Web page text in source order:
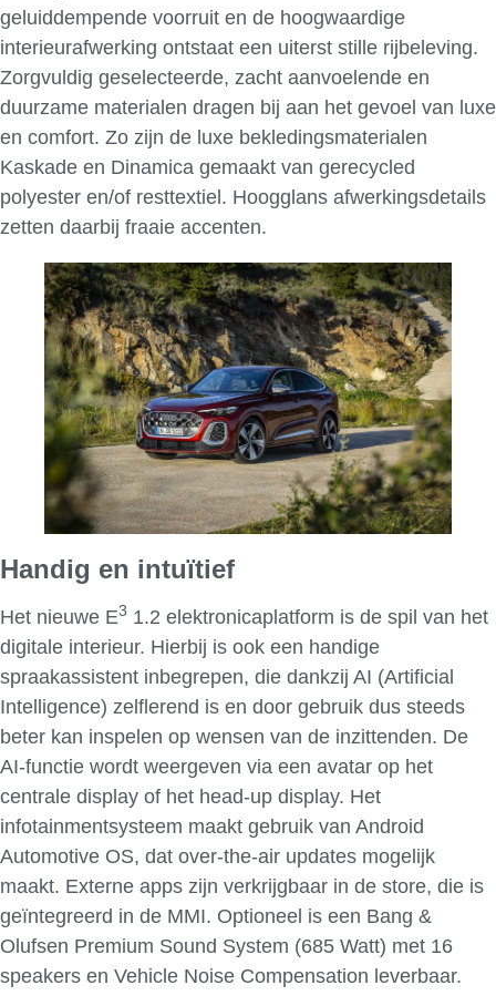
geluiddempende voorruit en de hoogwaardige
interieurafwerking ontstaat een uiterst stille rijbeleving.
Zorgvuldig geselecteerde, zacht aanvoelende en
duurzame materialen dragen bij aan het gevoel van luxe
en comfort. Zo zijn de luxe bekledingsmaterialen
Kaskade en Dinamica gemaakt van gerecycled
polyester en/of resttextiel. Hoogglans afwerkingsdetails
zetten daarbij fraaie accenten.
Handig en intuïtief
Het nieuwe E3 1.2 elektronicaplatform is de spil van het
digitale interieur. Hierbij is ook een handige
spraakassistent inbegrepen, die dankzij AI (Artificial
Intelligence) zelflerend is en door gebruik dus steeds
beter kan inspelen op wensen van de inzittenden. De
AI-functie wordt weergeven via een avatar op het
centrale display of het head-up display. Het
infotainmentsysteem maakt gebruik van Android
Automotive OS, dat over-the-air updates mogelijk
maakt. Externe apps zijn verkrijgbaar in de store, die is
geïntegreerd in de MMI. Optioneel is een Bang &
Olufsen Premium Sound System (685 Watt) met 16
speakers en Vehicle Noise Compensation leverbaar.